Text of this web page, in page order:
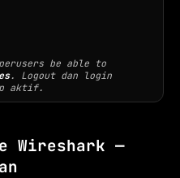
be able to
. Logout dan login
aktif.
Wireshark —